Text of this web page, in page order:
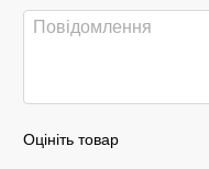
Оцініть товар